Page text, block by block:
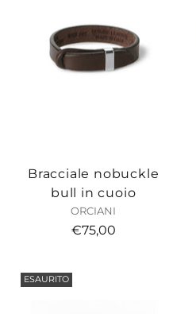
Bracciale nobuckle
bull in cuoio
ORCIANI
€75,00
ESAURITO